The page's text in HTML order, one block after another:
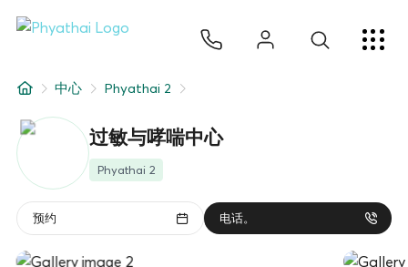
关于我们
医院分院
中心 Phyathai 2
过敏与哮喘中心
Phyathai 2
预约 电话。